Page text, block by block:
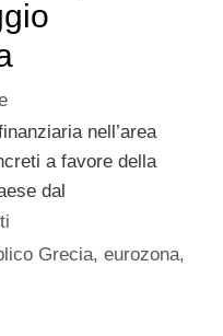
nell’area
a favore della
dal
Grecia,eurozona,